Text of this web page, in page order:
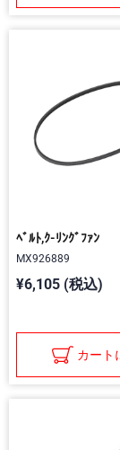
ﾍﾞﾙﾄ,ｸ-ﾘﾝｸﾞﾌｧﾝ
MX926889
¥6,105 (税込)
カート